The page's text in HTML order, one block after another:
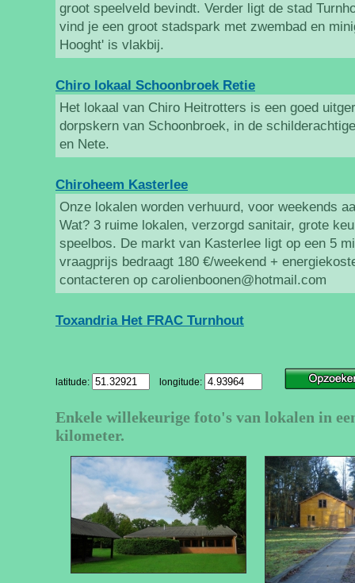
groot speelveld bevindt. Verder ligt de stad
vind je een groot stadspark met zwembad en
Hooght' is vlakbij.
Chiro lokaal Schoonbroek Retie
Het lokaal van Chiro Heitrotters is een goed
dorpskern van Schoonbroek, in de
en Nete.
Chiroheem Kasterlee
Onze lokalen worden verhuurd, voor weekends
Wat? 3 ruime lokalen, verzorgd sanitair, grote
speelbos. De markt van Kasterlee ligt op een 5
vraagprijs bedraagt 180 €/weekend +
contacteren op carolienboonen@hotmail.com
Toxandria Het FRAC Turnhout
latitude: longitude:
Enkele willekeurige foto's van lokalen in
kilometer.